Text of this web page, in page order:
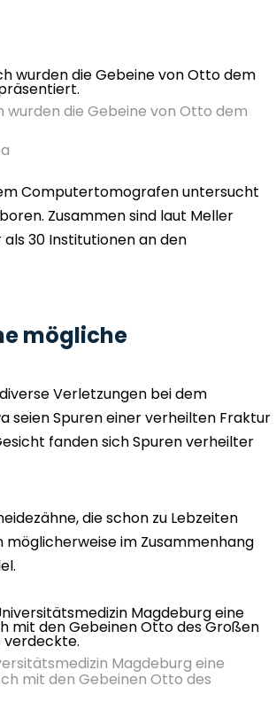
wurden die Gebeine von Otto dem
Computertomografen untersucht
Zusammen sind laut Meller
30 Institutionen an den
mögliche
Verletzungen bei dem
seien Spuren einer verheilten Fraktur
fanden sich Spuren verheilter
die schon zu Lebzeiten
möglicherweise im Zusammenhang
Magdeburg eine
mit den Gebeinen Otto des